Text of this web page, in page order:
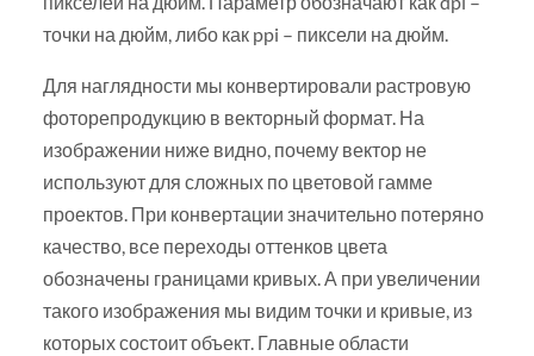
точки на дюйм, либо как ppi – пиксели на дюйм.
Для наглядности мы конвертировали растровую
фоторепродукцию в векторный формат. На
изображении ниже видно, почему вектор не
используют для сложных по цветовой гамме
проектов. При конвертации значительно потеряно
качество, все переходы оттенков цвета
обозначены границами кривых. А при увеличении
такого изображения мы видим точки и кривые, из
которых состоит объект. Главные области